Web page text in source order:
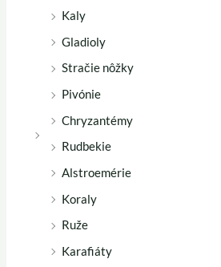
Kaly
Gladioly
Stračie nôžky
Pivónie
Chryzantémy
Rudbekie
Alstroemérie
Koraly
Ruže
Karafiáty